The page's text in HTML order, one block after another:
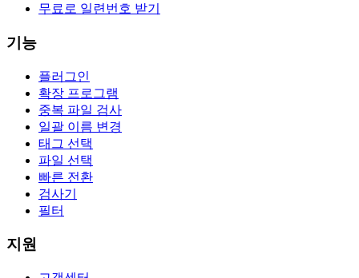
무료로 일련번호 받기
기능
플러그인
확장 프로그램
중복 파일 검사
일괄 이름 변경
태그 선택
파일 선택
빠른 전환
검사기
필터
지원